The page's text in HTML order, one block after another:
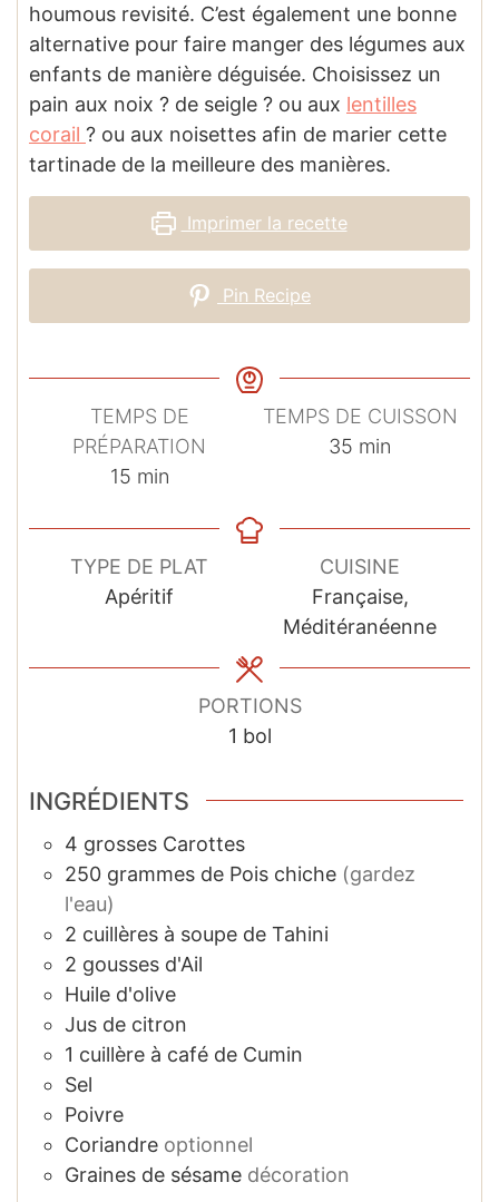
houmous revisité. C’est également une bonne
alternative pour faire manger des légumes aux
enfants de manière déguisée. Choisissez un
pain aux noix ? de seigle ? ou aux lentilles
corail ? ou aux noisettes afin de marier cette
tartinade de la meilleure des manières.
Imprimer la recette
Pin Recipe
TEMPS DE
PRÉPARATION
15minutes
min
TEMPS DE CUISSON
35 minutes
min
TYPE DE PLAT
Apéritif
CUISINE
Française,
Méditéranéenne
PORTIONS
1 bol
INGRÉDIENTS
4 grosses Carottes
250 grammes de Pois chiche (gardez
l'eau)
2 cuillères à soupe de Tahini
2 gousses d'Ail
Huile d'olive
Jus de citron
1 cuillère à café de Cumin
Sel
Poivre
Coriandre optionnel
Graines de sésame décoration